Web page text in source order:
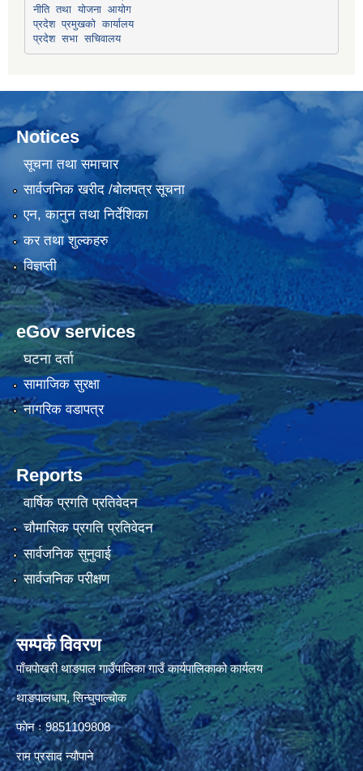
नीति तथा योजना आयोग
प्रदेश प्रमुखको कार्यालय
प्रदेश सभा सचिवालय
Notices
सूचना तथा समाचार
सार्वजनिक खरीद /बोलपत्र सूचना
एन, कानुन तथा निर्देशिका
कर तथा शुल्कहरु
विज्ञप्ती
eGov services
घटना दर्ता
सामाजिक सुरक्षा
नागरिक वडापत्र
Reports
वार्षिक प्रगति प्रतिवेदन
चौमासिक प्रगति प्रतिवेदन
सार्वजनिक सुनुवाई
सार्वजनिक परीक्षण
सम्पर्क विवरण
पाँचपाेखरी थाङपाल गाउँपालिका गाउँ कार्यपालिकाको कार्यलय
थाङपालधाप, सिन्घुपाल्चाेक
फाेन ः 9851109808
राम प्रसाद न्याैपाने